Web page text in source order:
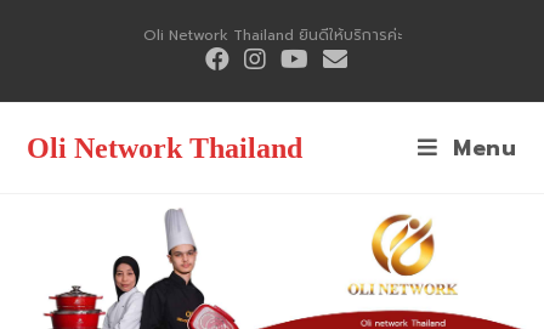
Oli Network Thailand ยินดีให้บริการค่ะ
Oli Network Thailand Menu